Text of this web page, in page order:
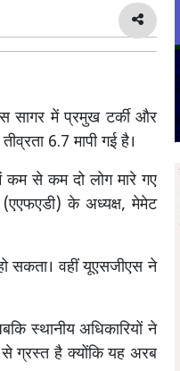
सागर में प्रमुख टर्की और
6.7 मापी गई है।
कम से कम दो लोग मारे गए
के अध्यक्ष, मेमेट
सकता। वहीं यूएसजीएस ने
स्थानीय अधिकारियों ने
ग्रस्त है क्योंकि यह अरब